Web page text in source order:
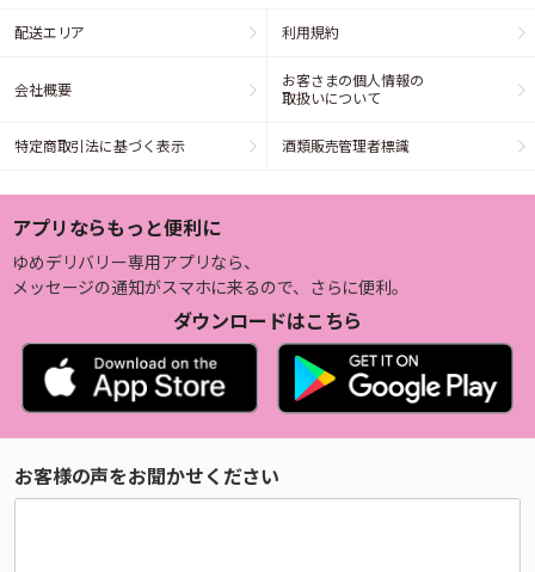
配送エリア 利用規約
会社概要
お客さまの個人情報の
取扱いについて
特定商取引法に基づく表示 酒類販売管理者標識
アプリならもっと便利に
ゆめデリバリー専用アプリなら、
メッセージの通知がスマホに来るので、さらに便利。
ダウンロードはこちら
お客様の声をお聞かせください